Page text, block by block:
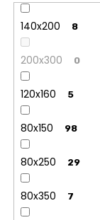
140x200 8
200x300 0
120x160 5
80x150 98
80x250 29
80x350 7